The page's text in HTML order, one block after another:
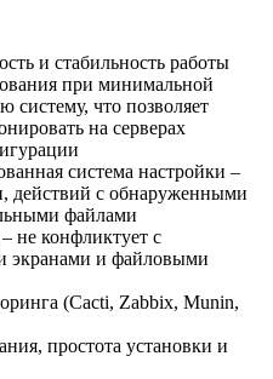
и стабильность работы
при минимальной
систему, что позволяет
на серверах
система настройки –
действий с обнаруженными
файлами
не конфликтует с
экранами и файловыми
(Cacti, Zabbix, Munin,
простота установки и